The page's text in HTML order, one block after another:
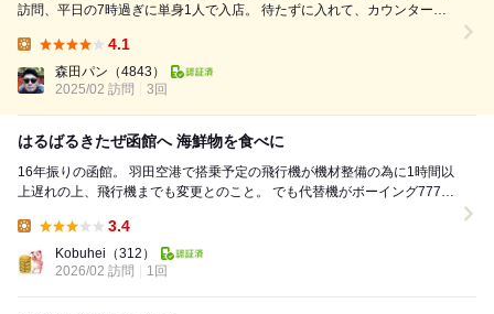
訪問、平日の7時過ぎに単身1人で入店。 待たずに入れて、カウンター席
的にイクラが食べたかったので、イクラ丼にしました。 おまけに小皿が
10種類付いて、お値...
4.1
森田パン （4843）
2025/02 訪問
3回
はるばるきたぜ函館へ 海鮮物を食べに
16年振りの函館。 羽田空港で搭乗予定の飛行機が機材整備の為に1時間以
上遅れの上、飛行機までも変更とのこと。 でも代替機がボーイング777と
3.4
Kobuhei （312）
2026/02 訪問
1回